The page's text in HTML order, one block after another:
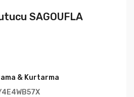
SAGOUFLA
& Kurtarma